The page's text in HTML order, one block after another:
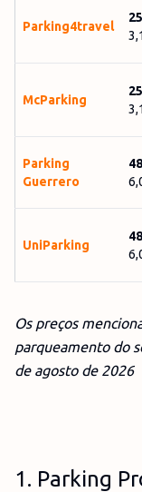
Parking4travel
McParking
Parking
Guerrero
UniParking
Os preços
parqueamento do
de agosto de 2026
1. Parking